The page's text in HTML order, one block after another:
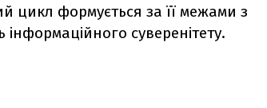
цикл формується за її межами з
інформаційного суверенітету.